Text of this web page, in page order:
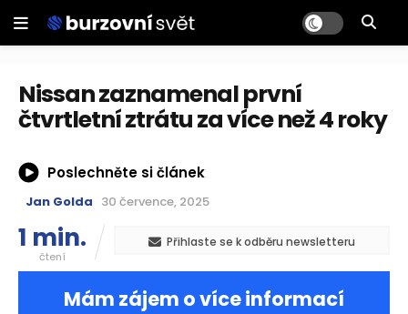
Nissan zaznamenal první
čtvrtletní ztrátu za více než 4 roky
Poslechněte si článek
Jan Golda 30 července, 2025
1 min.
čtení
Přihlaste se k odběru newsletteru
Mám zájem o více informací